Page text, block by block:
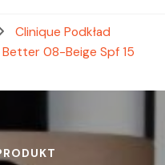
Clinique Podkład
08-Beige Spf 15